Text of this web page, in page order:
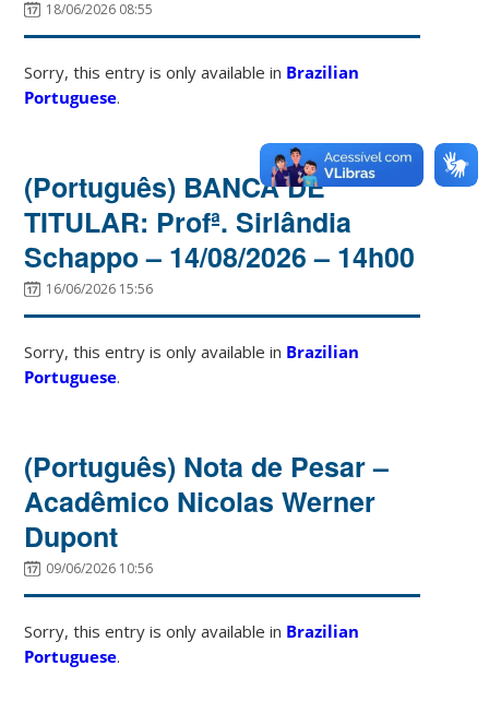
18/06/2026 08:55
Sorry, this entry is only available in Brazilian
Portuguese.
(Português) BANCA DE
TITULAR: Profª. Sirlândia
Schappo – 14/08/2026 – 14h00
16/06/2026 15:56
Sorry, this entry is only available in Brazilian
Portuguese.
(Português) Nota de Pesar –
Acadêmico Nicolas Werner
Dupont
09/06/2026 10:56
Sorry, this entry is only available in Brazilian
Portuguese.